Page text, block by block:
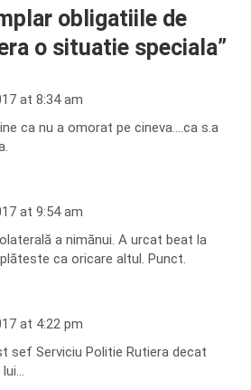
obligatiile de
o situatie speciala”
at 8:34 am
ca nu a omorat pe cineva….ca s.a
at 9:54 am
a nimănui. A urcat beat la
ca oricare altul. Punct.
at 4:22 pm
sef Serviciu Politie Rutiera decat